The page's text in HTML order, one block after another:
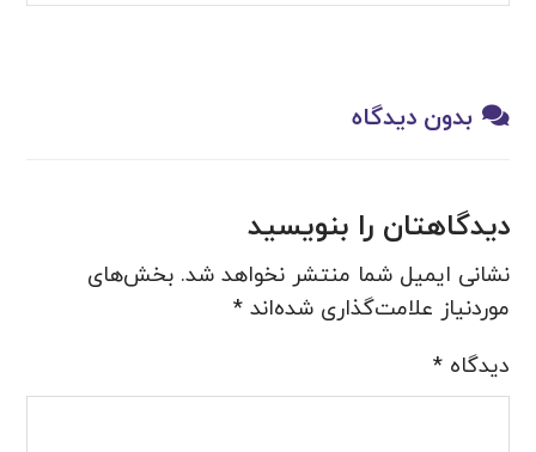
بدون دیدگاه
دیدگاهتان را بنویسید
نشانی ایمیل شما منتشر نخواهد شد. بخش‌های
موردنیاز علامت‌گذاری شده‌اند*
دیدگاه*